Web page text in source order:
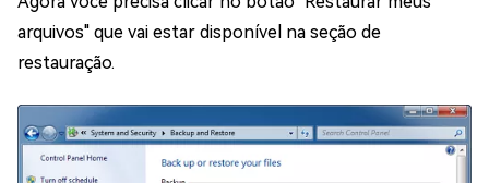
arquivos" que vai estar disponível na seção de
restauração.